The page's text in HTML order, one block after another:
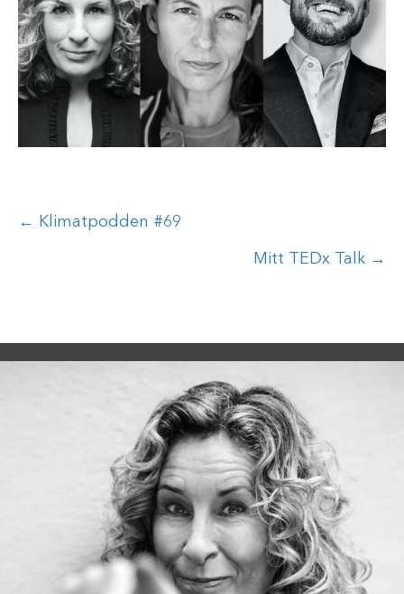
Posts
← Klimatpodden #69
Mitt TEDx Talk →